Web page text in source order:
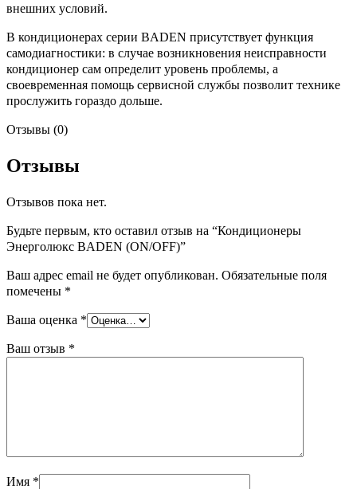
внешних условий.
В кондиционерах серии BADEN присутствует функция
самодиагностики: в случае возникновения неисправности
кондиционер сам определит уровень проблемы, а
своевременная помощь сервисной службы позволит технике
прослужить гораздо дольше.
Отзывы (0)
Отзывы
Отзывов пока нет.
Будьте первым, кто оставил отзыв на “Кондиционеры
Энерголюкс BADEN (ON/OFF)”
Ваш адрес email не будет опубликован. Обязательные поля
помечены *
Ваша оценка *
Ваш отзыв *
Имя *